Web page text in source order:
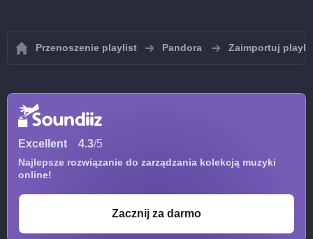
Przenoszenie playlist Pandora Zaimportuj
Excellent 4.3/5
Najlepsze rozwiązanie do zarządzania kolekcją muzyki
online!
Zacznij za darmo